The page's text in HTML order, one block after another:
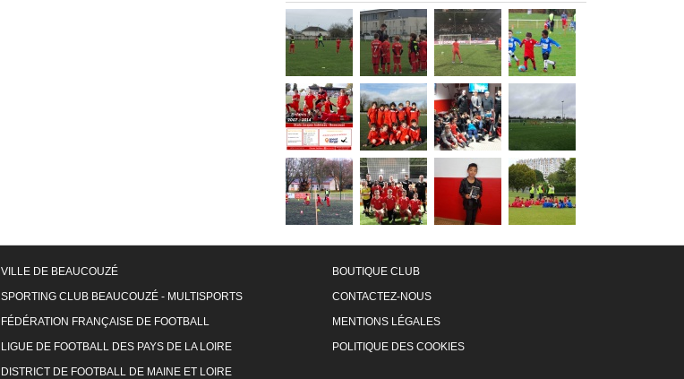
VILLE DE BEAUCOUZÉ
SPORTING CLUB BEAUCOUZÉ - MULTISPORTS
FÉDÉRATION FRANÇAISE DE FOOTBALL
LIGUE DE FOOTBALL DES PAYS DE LA LOIRE
DISTRICT DE FOOTBALL DE MAINE ET LOIRE
BOUTIQUE CLUB
CONTACTEZ-NOUS
MENTIONS LÉGALES
POLITIQUE DES COOKIES